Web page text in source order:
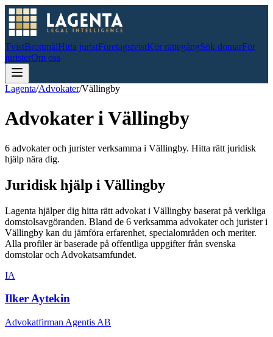
TvistBrottmålHitta juristFöretagstvistKör rättegångSök domarFör
juristerOm oss
Lagenta/Advokater/Vällingby
Advokater iVällingby
6 advokater och jurister verksamma i Vällingby. Hitta rätt juridisk
hjälp nära dig.
Juridisk hjälp i Vällingby
Lagenta hjälper dig hitta rätt advokat i Vällingby baserat på verkliga
domstolsavgöranden. Bland de 6 verksamma advokater och jurister i
Vällingby kan du jämföra erfarenhet, specialområden och meriter.
Alla profiler är baserade på offentliga uppgifter från svenska
domstolar och Advokatsamfundet.
IA
Ilker Aytekin
Advokatfirman Agentis AB